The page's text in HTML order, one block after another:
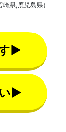
県,鹿児島県）
▶
▶